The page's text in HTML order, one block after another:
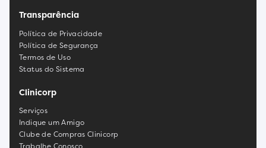
Transparência
Política de Privacidade
Política de Segurança
Termos de Uso
Status do Sistema
Clinicorp
Serviços
Indique um Amigo
Clube de Compras Clinicorp
Trabalhe Conosco